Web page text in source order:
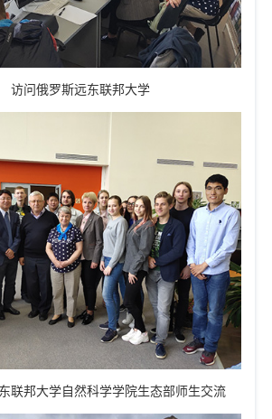
访问俄罗斯远东联邦大学
联邦大学自然科学学院生态部师生交流